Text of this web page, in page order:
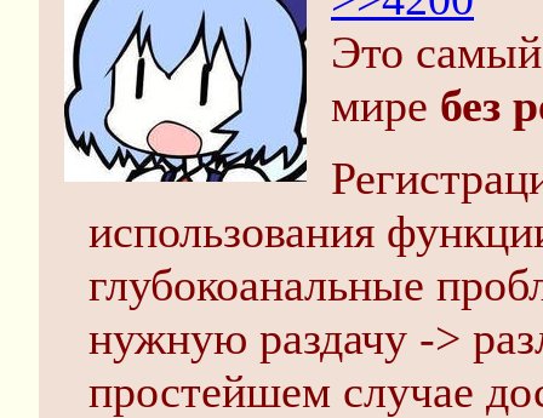
Это
мире без
использования
глубокоанальные
нужную раздачу ->
простейшем случае